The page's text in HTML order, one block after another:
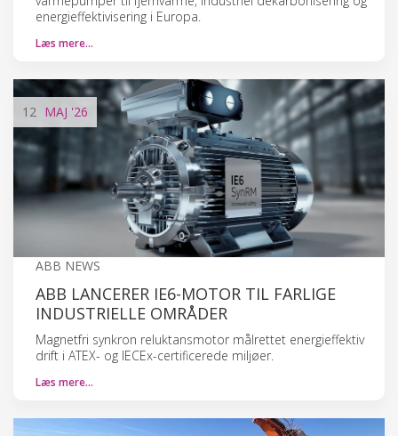
energieffektivisering i Europa.
Læs mere…
12 MAJ '26
ABB NEWS
ABB LANCERER IE6-MOTOR TIL FARLIGE
INDUSTRIELLE OMRÅDER
Magnetfri synkron reluktansmotor målrettet energieffektiv
drift i ATEX- og IECEx-certificerede miljøer.
Læs mere…